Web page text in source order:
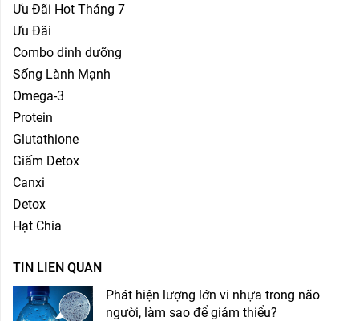
Ưu Đãi Hot Tháng 7
Ưu Đãi
Combo dinh dưỡng
Sống Lành Mạnh
Omega-3
Protein
Glutathione
Giấm Detox
Canxi
Detox
Hạt Chia
TIN LIÊN QUAN
Phát hiện lượng lớn vi nhựa trong não
người, làm sao để giảm thiểu?